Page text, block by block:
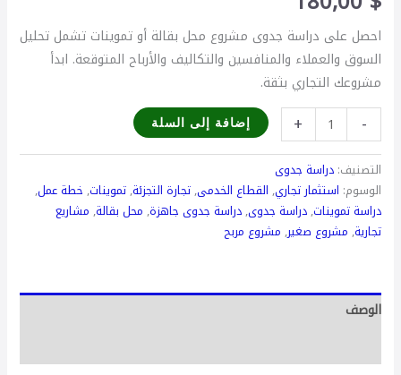
احصل على دراسة جدوى مشروع محل بقالة أو تموينات تشمل تحليل
السوق والعملاء والمنافسين والتكاليف والأرباح المتوقعة. ابدأ
مشروعك التجاري بثقة.
-
+ إضافة إلى السلة
التصنيف: دراسة جدوى
الوسوم: استثمار تجاري, القطاع الخدمى,تجارة التجزئة,تموينات, خطة عمل,
دراسة تموينات,دراسة جدوى,دراسة جدوى جاهزة, محل بقالة, مشاريع
تجارية, مشروع صغير, مشروع مربح
الوصف